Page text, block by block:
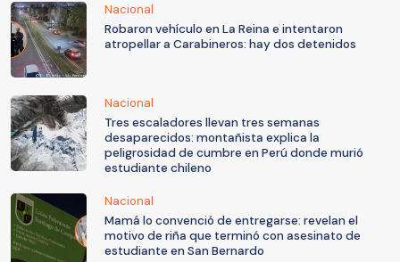
Nacional
Robaron vehículo en La Reina e intentaron
atropellar a Carabineros: hay dos detenidos
Nacional
Tres escaladores llevan tres semanas
desaparecidos: montañista explica la
peligrosidad de cumbre en Perú donde murió
estudiante chileno
Nacional
Mamá lo convenció de entregarse: revelan el
motivo de riña que terminó con asesinato de
estudiante en San Bernardo